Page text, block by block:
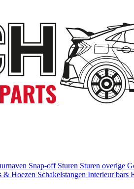
Snap-off Sturen Sturen overige
& Hoezen Schakelstangen Interieur bars